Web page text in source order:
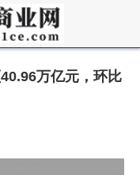
万亿元，环比